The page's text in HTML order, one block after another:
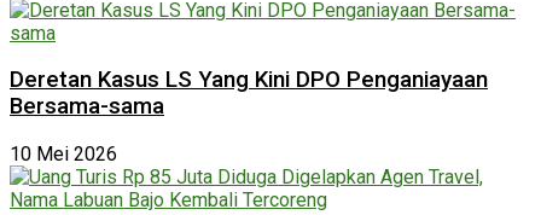
Deretan Kasus LS Yang Kini DPO Penganiayaan
Bersama-sama
10 Mei 2026